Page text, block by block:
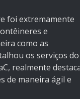
foi extremamente
e
como as
os serviços do
realmente
de maneira ágil e